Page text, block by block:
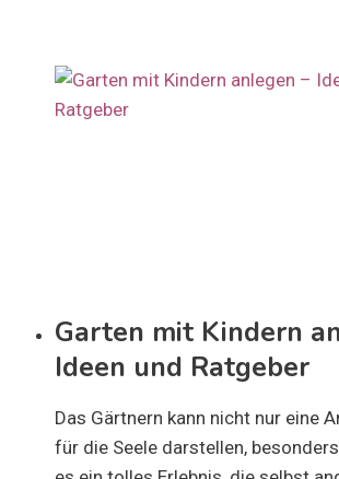
Garten mit Kindern
Ideen und Ratgeber
Das Gärtnern kann nicht nur eine
für die Seele darstellen,